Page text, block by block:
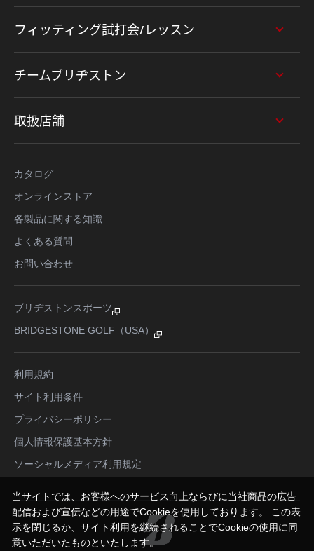
フィッティング試打会/レッスン
チームブリヂストン
取扱店舗
カタログ
オンラインストア
各製品に関する知識
よくある質問
お問い合わせ
ブリヂストンスポーツ
BRIDGESTONE GOLF（USA）
利用規約
サイト利用条件
プライバシーポリシー
個人情報保護基本方針
ソーシャルメディア利用規定
当サイトでは、お客様へのサービス向上ならびに当社商品の広告
配信および宣伝などの用途でCookieを使用しております。 この表
示を閉じるか、サイト利用を継続されることでCookieの使用に同
意いただいたものといたします。